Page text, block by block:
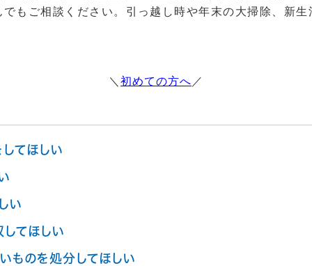
もご相談ください。引っ越し時や年末の大掃除、新
＼ 初めての方へ ／
てほしい
い
てほしい
ものを処分してほしい